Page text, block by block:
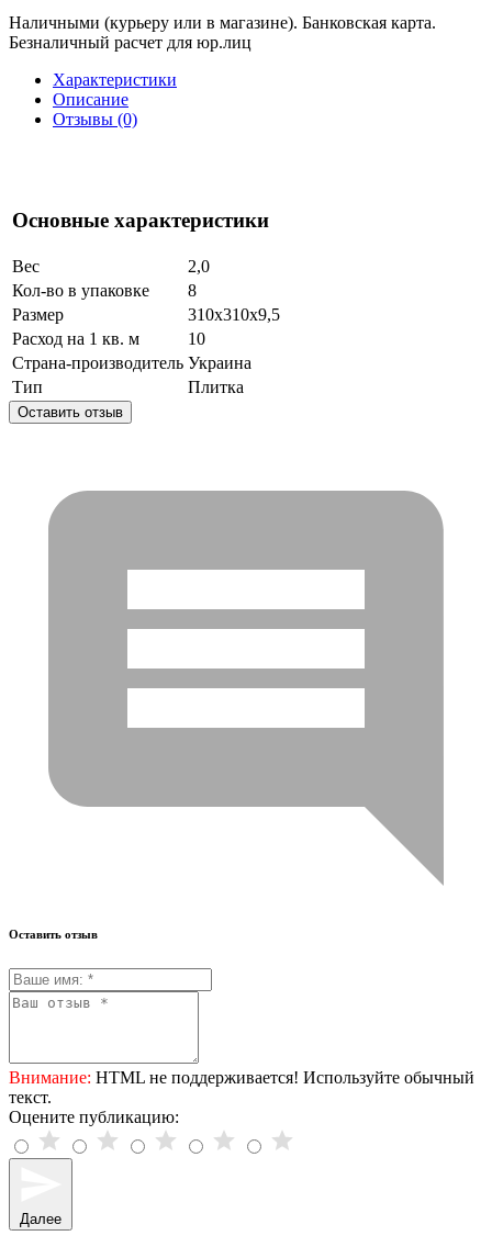
Наличными (курьеру или в магазине). Банковская карта.
Безналичный расчет для юр.лиц
Характеристики
Описание
Отзывы (0)
Основные характеристики
Вес
2,0
Кол-во в упаковке
8
Размер
310х310х9,5
Расход на 1 кв. м
10
Страна-производитель Украина
Тип
Плитка
Оставить отзыв
Оставить отзыв
Внимание: HTML не поддерживается! Используйте обычный
текст.
Оцените публикацию:
Далее